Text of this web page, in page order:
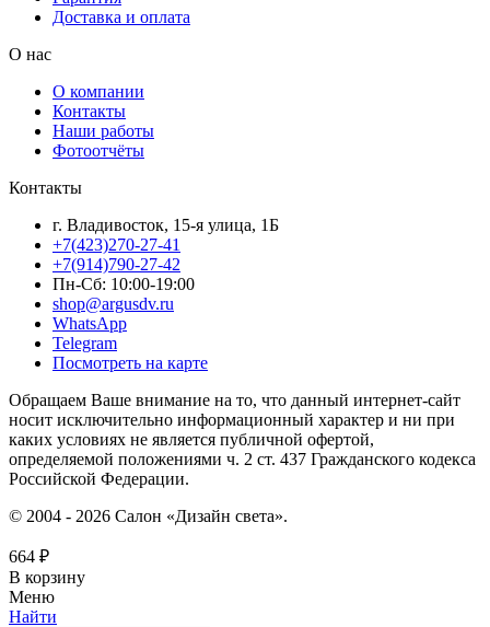
Доставка и оплата
О нас
О компании
Контакты
Наши работы
Фотоотчёты
Контакты
г. Владивосток, 15-я улица, 1Б
+7(423)270-27-41
+7(914)790-27-42
Пн-Сб: 10:00-19:00
shop@argusdv.ru
WhatsApp
Telegram
Посмотреть на карте
Обращаем Ваше внимание на то, что данный интернет-сайт
носит исключительно информационный характер и ни при
каких условиях не является публичной офертой,
определяемой положениями ч. 2 ст. 437 Гражданского кодекса
Российской Федерации.
© 2004 - 2026 Салон «Дизайн света».
664 ₽
В корзину
Меню
Найти